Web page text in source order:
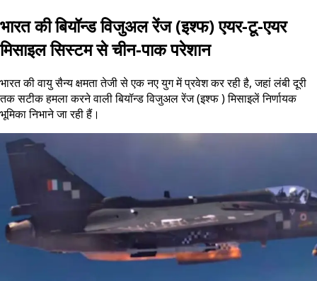
भारत की बियॉन्ड विजुअल रेंज (इश्फ) एयर-टू-एयर
मिसाइल सिस्टम से चीन-पाक परेशान
भारत की वायु सैन्य क्षमता तेजी से एक नए युग में प्रवेश कर रही है, जहां लंबी दूरी
तक सटीक हमला करने वाली बियॉन्ड विजुअल रेंज (इश्फ ) मिसाइलें निर्णायक
भूमिका निभाने जा रही हैं।